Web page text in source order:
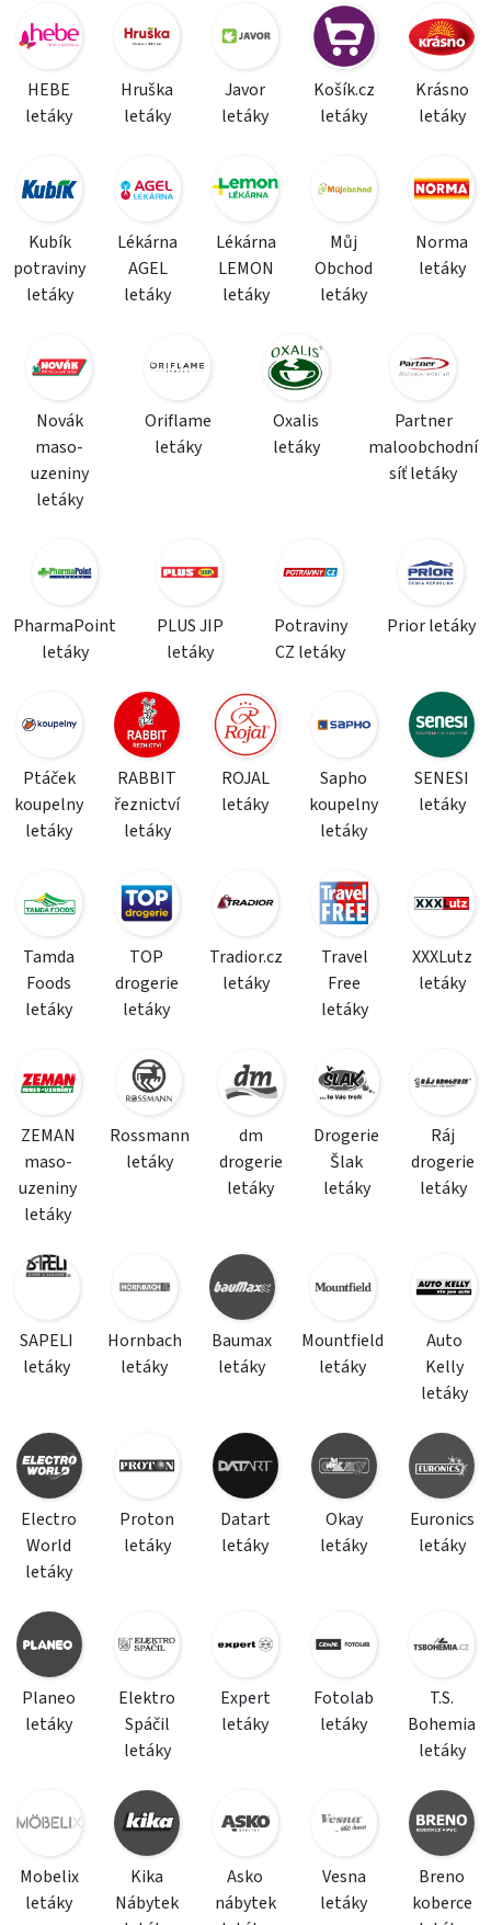
HEBE
letáky
Hruška
letáky
Javor
letáky
Košík.cz
letáky
Krásno
letáky
Kubík
potraviny
letáky
Lékárna
AGEL
letáky
Lékárna
LEMON
letáky
Můj
Obchod
letáky
Norma
letáky
Novák
maso-
uzeniny
letáky
Oriflame
letáky
Oxalis
letáky
Partner
maloobchodní
síť letáky
PharmaPoint
letáky
PLUS JIP
letáky
Potraviny
CZ letáky
Prior letáky
Ptáček
koupelny
letáky
RABBIT
řeznictví
letáky
ROJAL
letáky
Sapho
koupelny
letáky
SENESI
letáky
Tamda
Foods
letáky
TOP
drogerie
letáky
Tradior.cz
letáky
Travel
Free
letáky
XXXLutz
letáky
ZEMAN
maso-
uzeniny
letáky
Rossmann
letáky
dm
drogerie
letáky
Drogerie
Šlak
letáky
Ráj
drogerie
letáky
SAPELI
letáky
Hornbach
letáky
Baumax
letáky
Mountfield
letáky
Auto
Kelly
letáky
Electro
World
letáky
Proton
letáky
Datart
letáky
Okay
letáky
Euronics
letáky
Planeo
letáky
Elektro
Spáčil
letáky
Expert
letáky
Fotolab
letáky
T.S.
Bohemia
letáky
Mobelix
letáky
Kika
Nábytek
Asko
nábytek
Vesna
letáky
Breno
koberce